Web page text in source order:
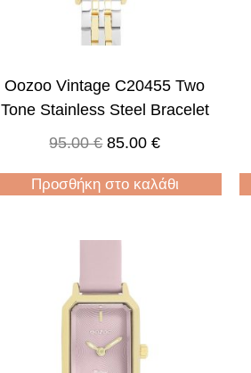
Oozoo Vintage C20455 Two
Tone Stainless Steel Bracelet
95.00€ 85.00€
Προσθήκη στο καλάθι